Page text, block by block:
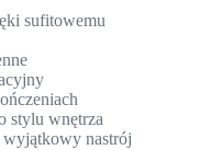
sufitowemu
stylu wnętrza
nastrój